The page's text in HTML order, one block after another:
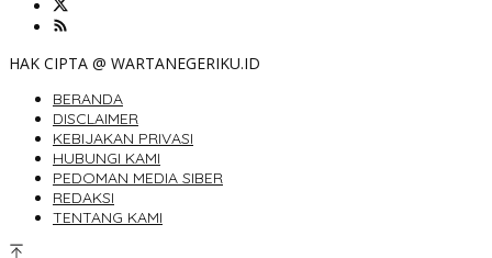
HAK CIPTA @ WARTANEGERIKU.ID
BERANDA
DISCLAIMER
KEBIJAKAN PRIVASI
HUBUNGI KAMI
PEDOMAN MEDIA SIBER
REDAKSI
TENTANG KAMI